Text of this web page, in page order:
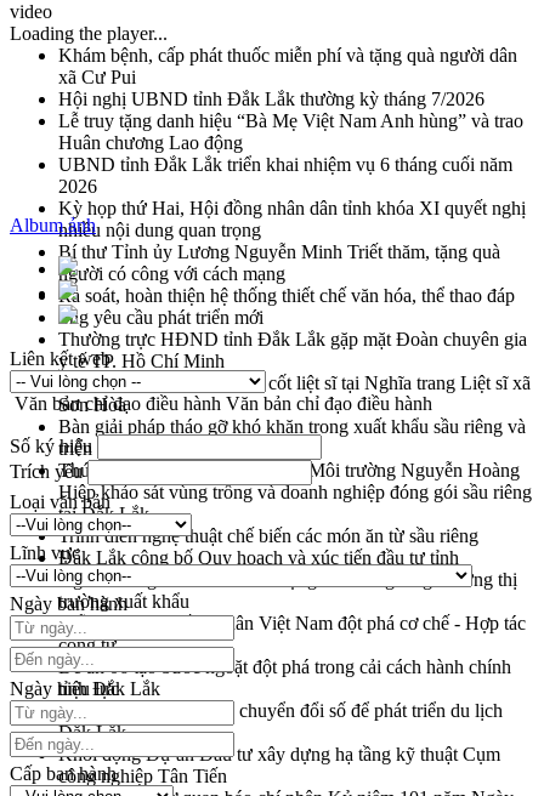
video
Loading the player...
Khám bệnh, cấp phát thuốc miễn phí và tặng quà người dân
xã Cư Pui
Hội nghị UBND tỉnh Đắk Lắk thường kỳ tháng 7/2026
Lễ truy tặng danh hiệu “Bà Mẹ Việt Nam Anh hùng” và trao
Huân chương Lao động
UBND tỉnh Đắk Lắk triển khai nhiệm vụ 6 tháng cuối năm
2026
Kỳ họp thứ Hai, Hội đồng nhân dân tỉnh khóa XI quyết nghị
nhiều nội dung quan trọng
Bí thư Tỉnh ủy Lương Nguyễn Minh Triết thăm, tặng quà
người có công với cách mạng
Rà soát, hoàn thiện hệ thống thiết chế văn hóa, thể thao đáp
ứng yêu cầu phát triển mới
Thường trực HĐND tỉnh Đắk Lắk gặp mặt Đoàn chuyên gia
y tế TP. Hồ Chí Minh
Lễ truy điệu và an táng hài cốt liệt sĩ tại Nghĩa trang Liệt sĩ xã
Sơn Hòa
Bàn giải pháp tháo gỡ khó khăn trong xuất khẩu sầu riêng và
triển khai quy định EUDR
Thứ trưởng Bộ Nông nghiệp và Môi trường Nguyễn Hoàng
Hiệp khảo sát vùng trồng và doanh nghiệp đóng gói sầu riêng
tại Đắk Lắk
Trình diễn nghệ thuật chế biến các món ăn từ sầu riêng
Đắk Lắk công bố Quy hoạch và xúc tiến đầu tư tỉnh
Ngành cá ngừ Đắk Lắk chủ động thích ứng để giữ vững thị
trường xuất khẩu
Diễn đàn Kinh tế tư nhân Việt Nam đột phá cơ chế - Hợp tác
công tư
Đề án 06 tạo bước ngoặt đột phá trong cải cách hành chính
tỉnh Đắk Lắk
Kết nối tour, đẩy mạnh chuyển đổi số để phát triển du lịch
Đắk Lắk
Khởi động Dự án Đầu tư xây dựng hạ tầng kỹ thuật Cụm
công nghiệp Tân Tiến
Album ảnh
Liên kết web
Văn bản chỉ đạo điều hành Văn bản chỉ đạo điều hành
Số ký hiệu
Trích yếu
Loại văn bản
Lĩnh vực
Ngày ban hành
Ngày hiệu lực
Cấp ban hành